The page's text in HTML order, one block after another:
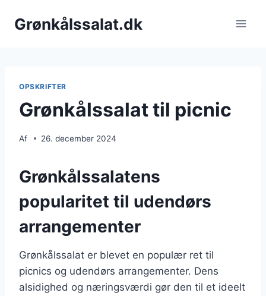
Grønkålssalat.dk
OPSKRIFTER
Grønkålssalat til picnic
Af 26. december 2024
Grønkålssalatens
popularitet til udendørs
arrangementer
Grønkålssalat er blevet en populær ret til
picnics og udendørs arrangementer. Dens
alsidighed og næringsværdi gør den til et ideelt